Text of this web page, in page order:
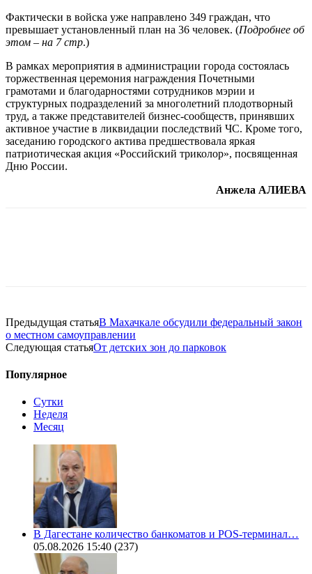
Фактически в войска уже направлено 349 граждан, что
превышает установленный план на 36 человек. (Подробнее об
этом – на 7 стр.)
В рамках мероприятия в администрации города состоялась
торжественная церемония награждения Почетными
грамотами и благодарностями сотрудников мэрии и
структурных подразделений за многолетний плодотворный
труд, а также представителей бизнес-сообществ, принявших
активное участие в ликвидации последствий ЧС. Кроме того,
заседанию городского актива предшествовала яркая
патриотическая акция «Российский триколор», посвященная
Дню России.
Анжела АЛИЕВА
Предыдущая статьяВ Махачкале обсудили федеральный закон
о местном самоуправлении
Следующая статьяОт детских зон до парковок
Популярное
Сутки
Неделя
Месяц
В Дагестане количество банкоматов и POS-терминал…
05.08.2026 15:40 (237)